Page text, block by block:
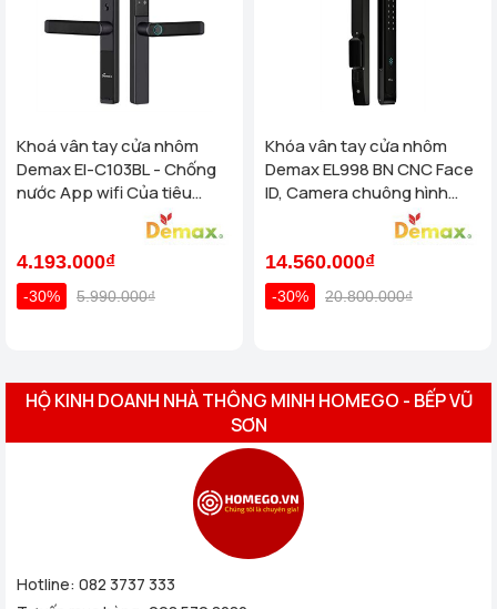
Khoá vân tay cửa nhôm
Demax El-C103BL - Chống
nước App wifi Của tiêu
4.193.000₫
-30% 5.990.000₫
Khóa vân tay cửa nhôm
Demax EL998 BN CNC Face
ID, Camera chuông hình
chống nước của tiêu chuẩn
14.560.000₫
-30% 20.800.000₫
HỘ KINH DOANH NHÀ THÔNG MINH HOMEGO - BẾP VŨ
SƠN
Hotline: 082 3737 333